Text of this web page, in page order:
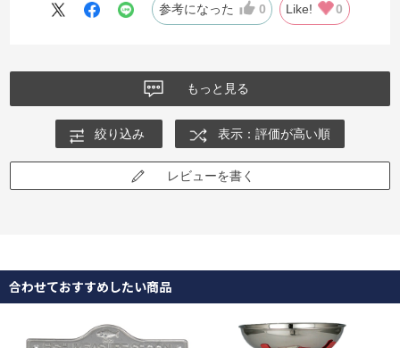
参考になった 0 Like! 0
もっと見る
絞り込み 表示：評価が高い順
レビューを書く
合わせておすすめしたい商品